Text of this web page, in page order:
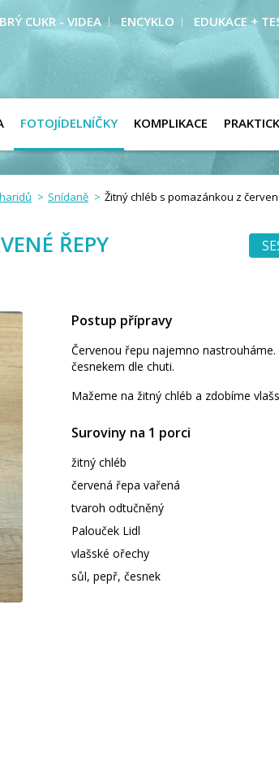
CUKR - VIDEA ENCYKLO EDUKACE +
FOTOJÍDELNÍČKY KOMPLIKACE
Snídaně Žitný chléb s pomazánkou z
ŘEPY
Postup přípravy
Červenou řepu najemno
česnekem dle chuti.
Mažeme na žitný chléb a zdobíme
Suroviny na 1 porci
žitný chléb
červená řepa vařená
tvaroh odtučněný
Palouček Lidl
vlašské ořechy
sůl, pepř, česnek